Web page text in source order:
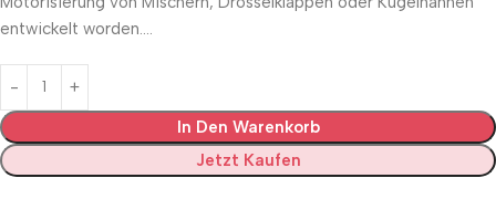
entwickelt worden.…
In Den Warenkorb
Jetzt Kaufen